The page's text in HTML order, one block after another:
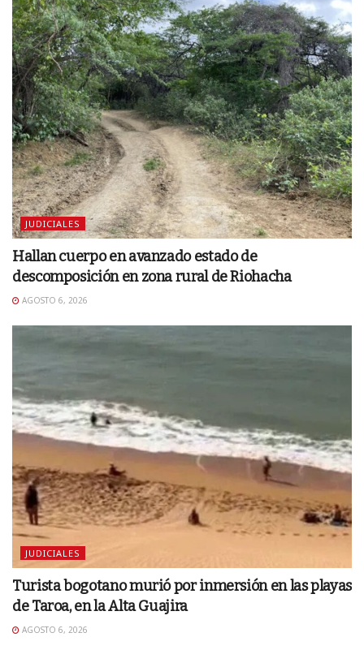
JUDICIALES
Hallan cuerpo en avanzado estado de
descomposición en zona rural de Riohacha
AGOSTO 6, 2026
JUDICIALES
Turista bogotano murió por inmersión en las playas
de Taroa, en la Alta Guajira
AGOSTO 6, 2026